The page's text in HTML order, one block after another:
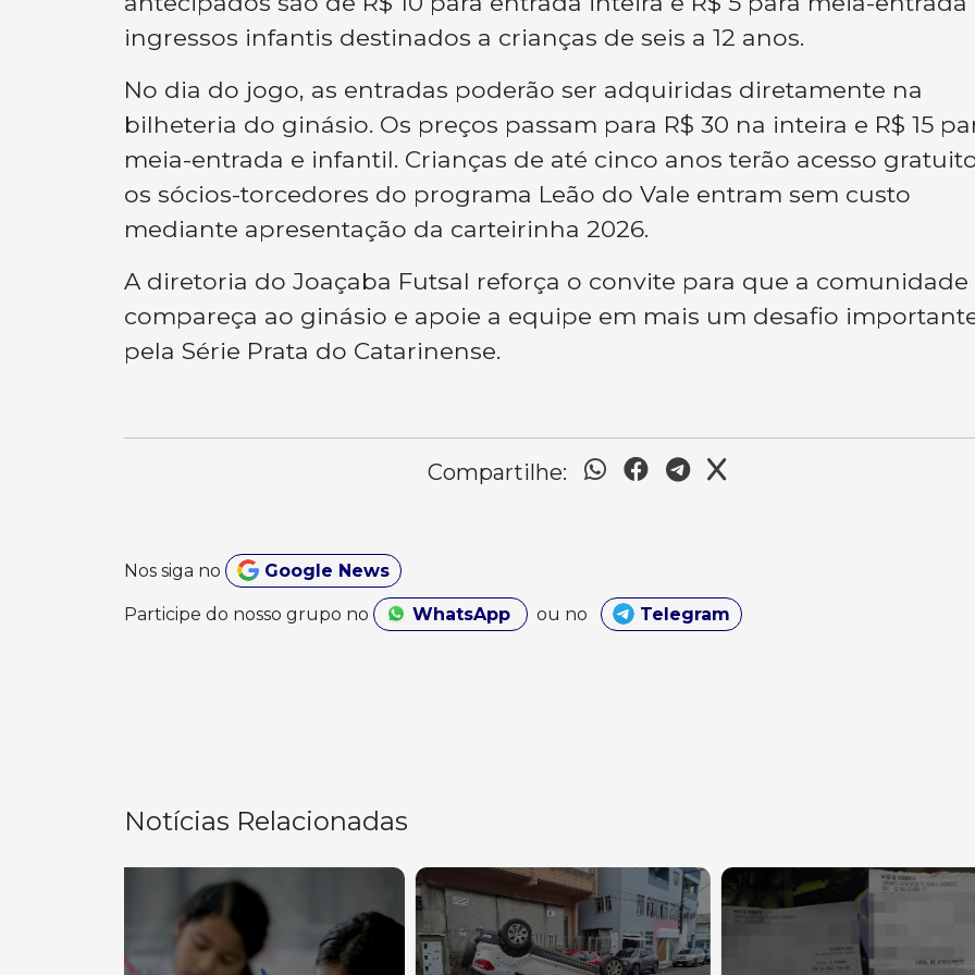
ingressos infantis destinados a crianças de seis a 12 anos.
No dia do jogo, as entradas poderão ser adquiridas diretamente na
bilheteria do ginásio. Os preços passam para R$ 30 na inteira e R$ 15
meia-entrada e infantil. Crianças de até cinco anos terão acesso
os sócios-torcedores do programa Leão do Vale entram sem custo
mediante apresentação da carteirinha 2026.
A diretoria do Joaçaba Futsal reforça o convite para que a comunidade
compareça ao ginásio e apoie a equipe em mais um desafio
pela Série Prata do Catarinense.
Compartilhe:
Nos siga no Google News
Participe do nosso grupo no WhatsApp ou no Telegram
Notícias Relacionadas